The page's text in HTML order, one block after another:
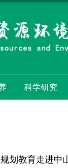
科学研究
划教育走进中